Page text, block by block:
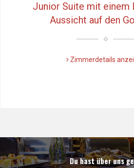
Junior Suite mit einem
Aussicht auf den
Zimmerdetails
Du hast über uns gesagt
Předchozí